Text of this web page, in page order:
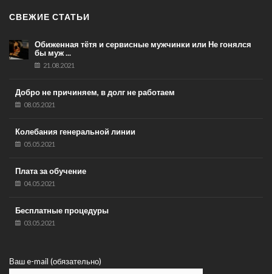
СВЕЖИЕ СТАТЬИ
Обиженная тётя и сервисные мужчинки или Не гонялся
бы муж ...
21.08.2021
Добро не причиняем, в долг не работаем
08.05.2021
Колебания генеральной линии
05.05.2021
Плата за обучение
04.05.2021
Бесплатные процедуры
03.05.2021
Ваш e-mail (обязательно)